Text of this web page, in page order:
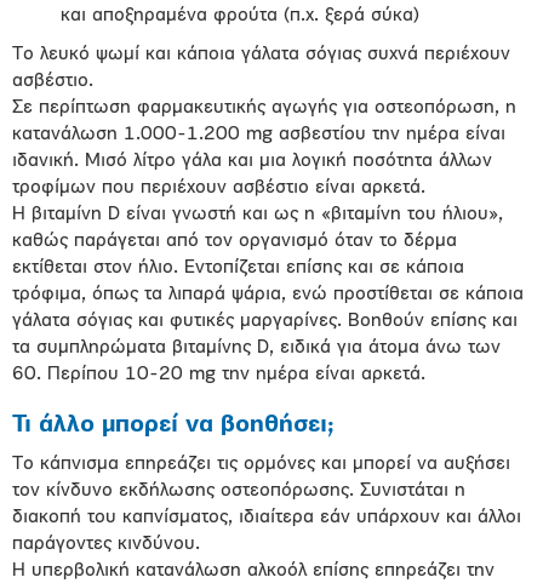
και αποξηραμένα φρούτα (π.χ. ξερά σύκα)
Το λευκό ψωμί και κάποια γάλατα σόγιας συχνά περιέχουν
ασβέστιο.
Σε περίπτωση φαρμακευτικής αγωγής για οστεοπόρωση, η
κατανάλωση 1.000-1.200 mg ασβεστίου την ημέρα είναι
ιδανική. Μισό λίτρο γάλα και μια λογική ποσότητα άλλων
τροφίμων που περιέχουν ασβέστιο είναι αρκετά.
Η βιταμίνη D είναι γνωστή και ως η «βιταμίνη του ήλιου»,
καθώς παράγεται από τον οργανισμό όταν το δέρμα
εκτίθεται στον ήλιο. Εντοπίζεται επίσης και σε κάποια
τρόφιμα, όπως τα λιπαρά ψάρια, ενώ προστίθεται σε κάποια
γάλατα σόγιας και φυτικές μαργαρίνες. Βοηθούν επίσης και
τα συμπληρώματα βιταμίνης D, ειδικά για άτομα άνω των
60. Περίπου 10-20 mg την ημέρα είναι αρκετά.
Τι άλλο μπορεί να βοηθήσει;
Το κάπνισμα επηρεάζει τις ορμόνες και μπορεί να αυξήσει
τον κίνδυνο εκδήλωσης οστεοπόρωσης. Συνιστάται η
διακοπή του καπνίσματος, ιδιαίτερα εάν υπάρχουν και άλλοι
παράγοντες κινδύνου.
Η υπερβολική κατανάλωση αλκοόλ επίσης επηρεάζει την